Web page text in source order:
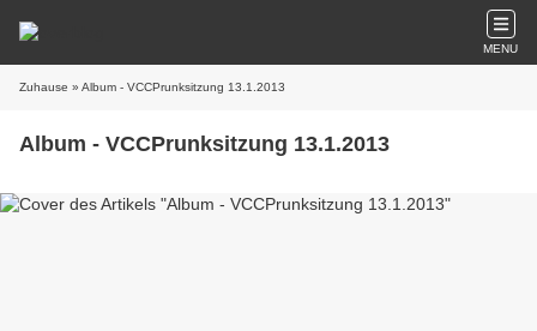
MENU
Zuhause » Album - VCCPrunksitzung 13.1.2013
Album - VCCPrunksitzung 13.1.2013